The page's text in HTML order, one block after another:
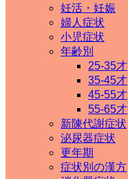
妊活・妊娠
婦人症状
小児症状
年齢別
25-35才
35-45才
45-55才
55-65才
新陳代謝症状
泌尿器症状
更年期
症状別の漢方